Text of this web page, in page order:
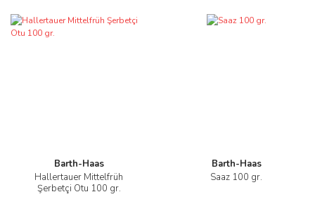
Barth-Haas
Hallertauer Mittelfrüh
Şerbetçi Otu 100 gr.
Barth-Haas
Saaz 100 gr.